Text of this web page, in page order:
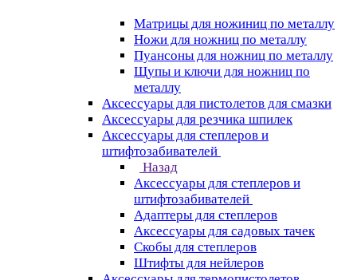
Матрицы для ножиниц по металлу
Ножи для ножниц по металлу
Пуансоны для ножниц по металлу
Щупы и ключи для ножниц по
металлу
Аксессуары для пистолетов для смазки
Аксессуары для резчика шпилек
Аксессуары для степлеров и
штифтозабивателей
Назад
Аксессуары для степлеров и
штифтозабивателей
Адаптеры для степлеров
Аксессуары для садовых тачек
Скобы для степлеров
Штифты для нейлеров